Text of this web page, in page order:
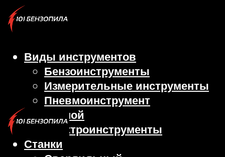
Виды инструментов
Бензоинструменты
Измерительные инструменты
Пневмоинструмент
Ручной
Электроинструменты
Станки